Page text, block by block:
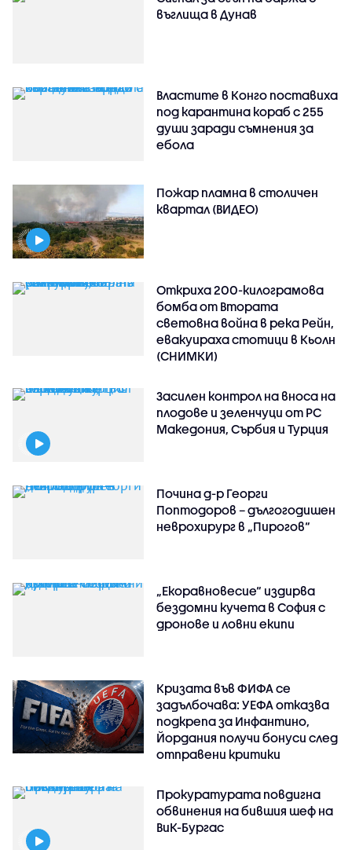
въглища в Дунав
Властите в Конго поставиха
под карантина кораб с 255
души заради съмнения за
ебола
Пожар пламна в столичен
квартал (ВИДЕО)
Откриха 200-килограмова
бомба от Втората
световна война в река Рейн,
евакуираха стотици в Кьолн
(СНИМКИ)
Засилен контрол на вноса на
плодове и зеленчуци от РС
Македония, Сърбия и Турция
Почина д-р Георги
Поптодоров – дългогодишен
неврохирург в „Пирогов“
„Екоравновесие“ издирва
бездомни кучета в София с
дронове и ловни екипи
Кризата във ФИФА се
задълбочава: УЕФА отказва
подкрепа за Инфантино,
Йордания получи бонуси след
отправени критики
Прокуратурата повдигна
обвинения на бившия шеф на
ВиК-Бургас